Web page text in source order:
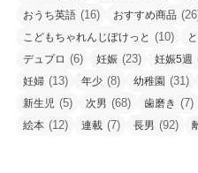
おうち英語 (16) おすすめ商品
こどもちゃれんじぽけっと (10)
デュプロ (6) 妊娠 (23) 妊娠5週
妊婦 (13) 年少 (8) 幼稚園 (31)
新生児 (5) 次男 (68) 歯磨き (7)
絵本 (12) 連載 (7) 長男 (92)